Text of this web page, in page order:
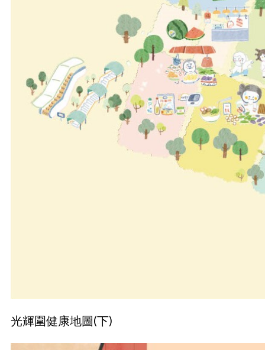
光輝圍健康地圖(下)